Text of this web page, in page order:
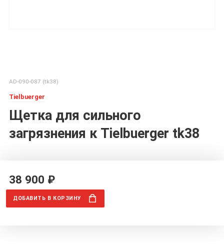
AD-090-087 (tk38)
Tielbuerger
Щетка для сильного
загрязнения к Tielbuerger tk38
38 900 ₽
ДОБАВИТЬ В КОРЗИНУ